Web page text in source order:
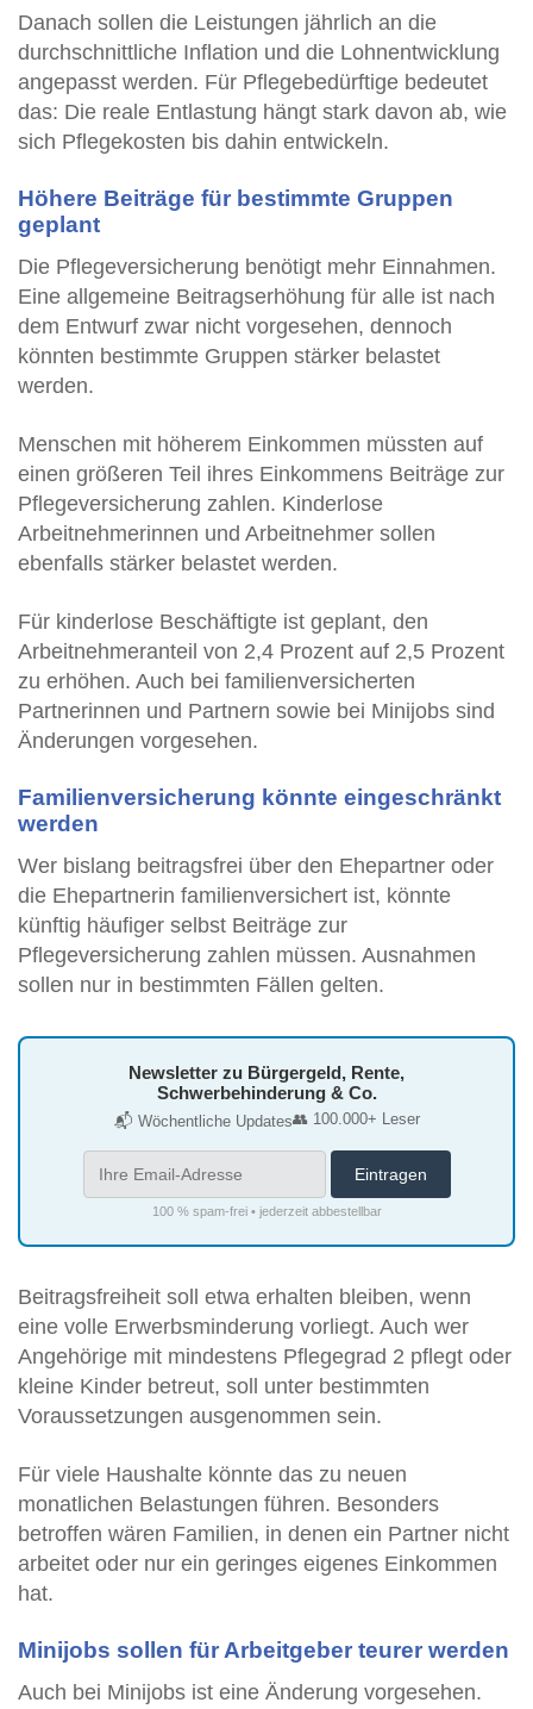
Danach sollen die Leistungen jährlich an die
durchschnittliche Inflation und die Lohnentwicklung
angepasst werden. Für Pflegebedürftige bedeutet
das: Die reale Entlastung hängt stark davon ab, wie
sich Pflegekosten bis dahin entwickeln.
Höhere Beiträge für bestimmte Gruppen
geplant
Die Pflegeversicherung benötigt mehr Einnahmen.
Eine allgemeine Beitragserhöhung für alle ist nach
dem Entwurf zwar nicht vorgesehen, dennoch
könnten bestimmte Gruppen stärker belastet
werden.
Menschen mit höherem Einkommen müssten auf
einen größeren Teil ihres Einkommens Beiträge zur
Pflegeversicherung zahlen. Kinderlose
Arbeitnehmerinnen und Arbeitnehmer sollen
ebenfalls stärker belastet werden.
Für kinderlose Beschäftigte ist geplant, den
Arbeitnehmeranteil von 2,4 Prozent auf 2,5 Prozent
zu erhöhen. Auch bei familienversicherten
Partnerinnen und Partnern sowie bei Minijobs sind
Änderungen vorgesehen.
Familienversicherung könnte eingeschränkt
werden
Wer bislang beitragsfrei über den Ehepartner oder
die Ehepartnerin familienversichert ist, könnte
künftig häufiger selbst Beiträge zur
Pflegeversicherung zahlen müssen. Ausnahmen
sollen nur in bestimmten Fällen gelten.
Newsletter zu Bürgergeld, Rente,
Schwerbehinderung & Co.
📬 Wöchentliche Updates👥 100.000+ Leser
100 % spam-frei • jederzeit abbestellbar
Beitragsfreiheit soll etwa erhalten bleiben, wenn
eine volle Erwerbsminderung vorliegt. Auch wer
Angehörige mit mindestens Pflegegrad 2 pflegt oder
kleine Kinder betreut, soll unter bestimmten
Voraussetzungen ausgenommen sein.
Für viele Haushalte könnte das zu neuen
monatlichen Belastungen führen. Besonders
betroffen wären Familien, in denen ein Partner nicht
arbeitet oder nur ein geringes eigenes Einkommen
hat.
Minijobs sollen für Arbeitgeber teurer werden
Auch bei Minijobs ist eine Änderung vorgesehen.